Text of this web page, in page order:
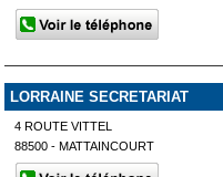
LORRAINE SECRETARIAT
4 ROUTE VITTEL
88500 - MATTAINCOURT